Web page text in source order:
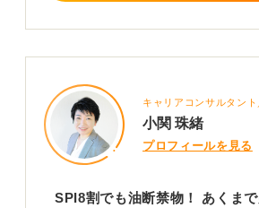
キャリアコンサルタン
小関 珠緒
プロフィールを見る
SPI8割でも油断禁物！ あくま